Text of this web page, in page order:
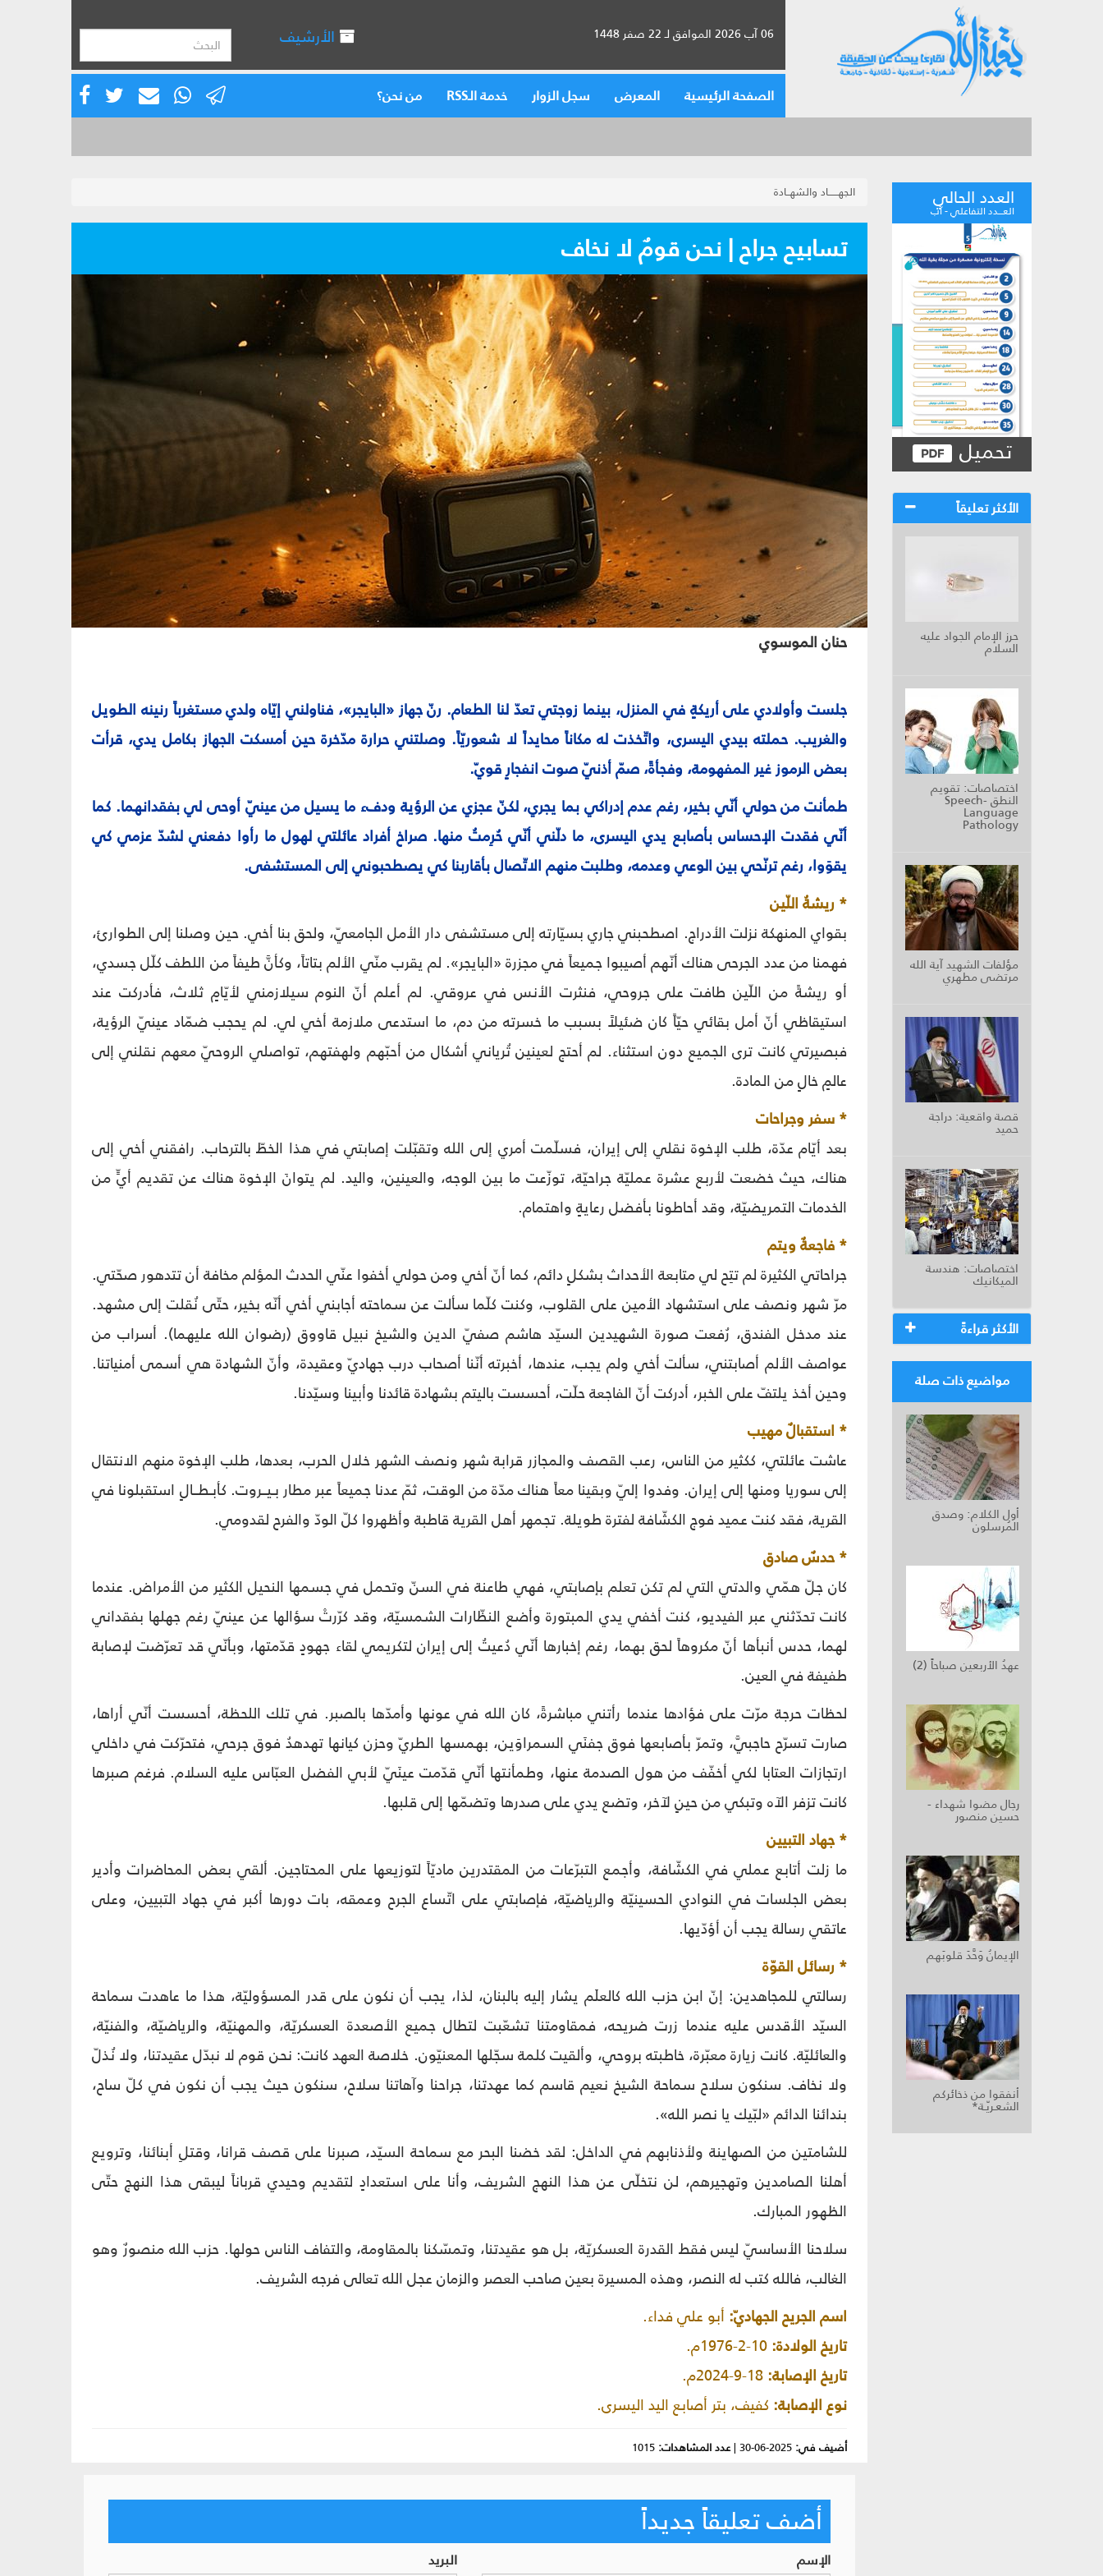
06 آب 2026 الموافق لـ 22 صفر 1448 الأرشيف
الصفحة الرئيسية المعرض سجل الزوار خدمة الـRSS من نحن؟
العدد الحالي
العـــدد التفاعلي - آب
تحميل
الأكثر تعليقاً
حرز الإمام الجواد عليه
السلام
اختصاصات: تقويم
النطق Speech-
Language
Pathology
مؤلفات الشهيد آية الله
مرتضى مطهري
قصة واقعية: دراجة
حميد
اختصاصات: هندسة
الميكانيك
الأكثر قراءةً
مواضيع ذات صلة
أول الكلام: وصدق
المُرسلون
عهدُ الأربعين صباحاً (2)
رجال مضوا شهداء -
حسين منصور
الإيمانُ وَحَّدَ قلوبَهم
أنفقوا من ذخائركم
الشعـريّـة*
الجهــــــاد والشهــادة
تسابيح جراح | نحن قومٌ لا نخاف
حنان الموسوي
جلست وأولادي على أريكةٍ في المنزل، بينما زوجتي تعدّ لنا الطعام. رنّ جهاز «البايجر»، فناولني إيّاه ولدي مستغرباً رنينه الطويل
والغريب. حملته بيدي اليسرى، واتّخذت له مكاناً محايداً لا شعوريّاً. وصلتني حرارة مدّخرة حين أمسكت الجهاز بكامل يدي، قرأت
بعض الرموز غير المفهومة، وفجأةً، صمّ أذنيّ صوت انفجارٍ قويّ.
طمأنت من حولي أنّي بخير، رغم عدم إدراكي بما يجري، لكنّ عجزي عن الرؤية ودفء ما يسيل من عينيّ أوحى لي بفقدانهما. كما
أنّي فقدت الإحساس بأصابع يدي اليسرى، ما دلّني أنّي حُرِمتُ منها. صراخ أفراد عائلتي لهول ما رأوا دفعني لشدّ عزمي كي
يقوَوا، رغم ترنّحي بين الوعي وعدمه، وطلبت منهم الاتّصال بأقاربنا كي يصطحبوني إلى المستشفى.
* ريشةُ اللّين
بقواي المنهكة نزلت الأدراج. اصطحبني جاري بسيّارته إلى مستشفى دار الأمل الجامعيّ، ولحق بنا أخي. حين وصلنا إلى الطوارئ،
فهمنا من عدد الجرحى هناك أنّهم أصيبوا جميعاً في مجزرة «البايجر». لم يقرب منّي الألم بتاتاً، وكأنَّ طيفاً من اللطف كلّل جسدي،
أو ريشةً من اللّين طافت على جروحي، فنثرت الأنس في عروقي. لم أعلم أنّ النوم سيلازمني لأيّامٍ ثلاث، فأدركت عند
استيقاظي أنّ أمل بقائي حيّاً كان ضئيلاً بسبب ما خسرته من دم، ما استدعى ملازمة أخي لي. لم يحجب ضمّاد عينيّ الرؤية،
فبصيرتي كانت ترى الجميع دون استثناء. لم أحتج لعينين تُرياني أشكال من أحبّهم ولهفتهم، تواصلي الروحيّ معهم نقلني إلى
عالمٍ خالٍ من المادة.
* سفر وجراحات
بعد أيّام عدّة، طلب الإخوة نقلي إلى إيران، فسلّمت أمري إلى الله وتقبّلت إصابتي في هذا الخطّ بالترحاب. رافقني أخي إلى
هناك، حيث خضعت لأربع عشرة عمليّة جراحيّة، توزّعت ما بين الوجه، والعينين، واليد. لم يتوانَ الإخوة هناك عن تقديم أيٍّ من
الخدمات التمريضيّة، وقد أحاطونا بأفضل رعايةٍ واهتمام.
* فاجعةٌ ويتم
جراحاتي الكثيرة لم تتِح لي متابعة الأحداث بشكلٍ دائم، كما أنّ أخي ومن حولي أخفوا عنّي الحدث المؤلم مخافة أن تتدهور صحّتي.
مرّ شهر ونصف على استشهاد الأمين على القلوب، وكنت كلّما سألت عن سماحته أجابني أخي أنّه بخير، حتّى نُقلت إلى مشهد.
عند مدخل الفندق، رُفعت صورة الشهيدين السيّد هاشم صفيّ الدين والشيخ نبيل قاووق (رضوان الله عليهما). أسراب من
عواصف الألم أصابتني، سألت أخي ولم يجب، عندها، أخبرته أنّنا أصحاب درب جهاديّ وعقيدة، وأنّ الشهادة هي أسمى أمنياتنا.
وحين أخذ يلتفّ على الخبر، أدركت أنّ الفاجعة حلّت، أحسست باليتم بشهادة قائدنا وأبينا وسيّدنا.
* استقبالٌ مهيب
عاشت عائلتي، ككثير من الناس، رعب القصف والمجازر قرابة شهر ونصف الشهر خلال الحرب، بعدها، طلب الإخوة منهم الانتقال
إلى سوريا ومنها إلى إيران. وفدوا إليّ وبقينا معاً هناك مدّة من الوقت، ثمّ عدنا جميعاً عبر مطار بـيــروت. كأبـطــالٍ استقبلونا في
القرية، فقد كنت عميد فوج الكشّافة لفترة طويلة. تجمهر أهل القرية قاطبة وأظهروا كلّ الودّ والفرح لقدومي.
* حدسٌ صادق
كان جلّ همّي والدتي التي لم تكن تعلم بإصابتي، فهي طاعنة في السنّ وتحمل في جسمها النحيل الكثير من الأمراض. عندما
كانت تحدّثني عبر الفيديو، كنت أخفي يدي المبتورة وأضع النظّارات الشمسيّة، وقد كرّرتْ سؤالها عن عينيّ رغم جهلها بفقداني
لهما، حدس أنبأها أنّ مكروهاً لحق بهما، رغم إخبارها أنّي دُعيتُ إلى إيران لتكريمي لقاء جهودٍ قدّمتها، وبأنّي قد تعرّضت لإصابة
طفيفة في العين.
لحظات حرجة مرّت على فؤادها عندما رأتني مباشرةً، كان الله في عونها وأمدّها بالصبر. في تلك اللحظة، أحسست أنّي أراها،
صارت تسرّح حاجبيَّ، وتمرّ بأصابعها فوق جفنَي السمراوَين، بهمسها الطريّ وحزن كيانها تهدهدُ فوق جرحي، فتحرّكت في داخلي
ارتجازات العتابا لكي أخفّف من هول الصدمة عنها، وطمأنتها أنّي قدّمت عينَيّ لأبي الفضل العبّاس عليه السلام. فرغم صبرها
كانت تزفر الآه وتبكي من حينٍ لآخر، وتضع يدي على صدرها وتضمّها إلى قلبها.
* جهاد التبيين
ما زلت أتابع عملي في الكشّافة، وأجمع التبرّعات من المقتدرين ماديّاً لتوزيعها على المحتاجين. ألقي بعض المحاضرات وأدير
بعض الجلسات في النوادي الحسينيّة والرياضيّة، فإصابتي على اتّساع الجرح وعمقه، بات دورها أكبر في جهاد التبيين، وعلى
عاتقي رسالة يجب أن أؤدّيها.
* رسائل القوّة
رسالتي للمجاهدين: إنّ ابن حزب الله كالعلَم يشار إليه بالبنان، لذا، يجب أن نكون على قدر المسؤوليّة، هذا ما عاهدت سماحة
السيّد الأقدس عليه عندما زرت ضريحه، فمقاومتنا تشعّبت لتطال جميع الأصعدة العسكريّة، والمهنيّة، والرياضيّة، والفنيّة،
والعائليّة. كانت زيارة معبّرة، خاطبته بروحي، وألقيت كلمة سجّلها المعنيّون. خلاصة العهد كانت: نحن قوم لا نبدّل عقيدتنا، ولا نُذلّ
ولا نخاف. سنكون سلاح سماحة الشيخ نعيم قاسم كما عهدتنا، جراحنا وآهاتنا سلاح، سنكون حيث يجب أن نكون في كلّ ساح،
بندائنا الدائم «لبّيك يا نصر الله».
للشامتين من الصهاينة ولأذنابهم في الداخل: لقد خضنا البحر مع سماحة السيّد، صبرنا على قصف قرانا، وقتلِ أبنائنا، وترويع
أهلنا الصامدين وتهجيرهم، لن نتخلّى عن هذا النهج الشريف، وأنا على استعدادٍ لتقديم وحيدي قرباناً ليبقى هذا النهج حتّى
الظهور المبارك.
سلاحنا الأساسيّ ليس فقط القدرة العسكريّة، بل هو عقيدتنا، وتمسّكنا بالمقاومة، والتفاف الناس حولها. حزب الله منصورٌ وهو
الغالب، فالله كتب له النصر، وهذه المسيرة بعين صاحب العصر والزمان عجل الله تعالى فرجه الشريف.
اسم الجريح الجهاديّ: أبو علي فداء.
تاريخ الولادة:
تاريخ الإصابة:
نوع الإصابة: كفيف، بتر أصابع اليد اليسرى.
أضيف في: 2025-06-30
|عدد المشاهدات: 1015
أضف تعليقاً جديداً
الإسم البريد